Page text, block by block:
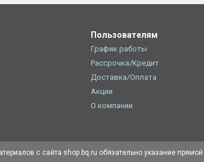
Пользователям
График работы
Рассрочка/Кредит
Доставка/Оплата
Акции
О компании
с сайта shop.bq.ru обязательно указание